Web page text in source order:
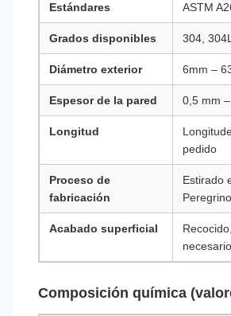
Estándares ASTM
Grados disponibles 304,
Diámetro exterior 6mm –
Espesor de la pared 0,5 mm
Longitud
pedido
Proceso de
fabricación
Estirado
Peregrino
Acabado superficial
necesario
Composición química